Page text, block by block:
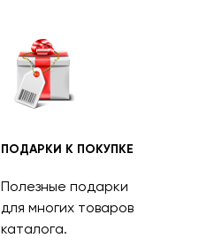
ПОДАРКИ К ПОКУПКЕ
Полезные подарки
для многих товаров
каталога.